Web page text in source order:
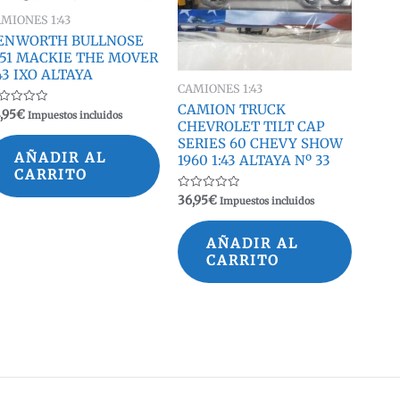
1:43
BULLNOSE
MACKIE THE MOVER
IXO ALTAYA
€ Impuestos incluidos
AÑADIR AL
CARRITO
CAMIONES 1:43
CAMION TRUCK
CHEVROLET TILT CAP
SERIES 60 CHEVY SHOW
1960 1:43 ALTAYA Nº 33
Valorado
con
de
5
36,95€ Impuestos incluidos
AÑADIR AL
CARRITO